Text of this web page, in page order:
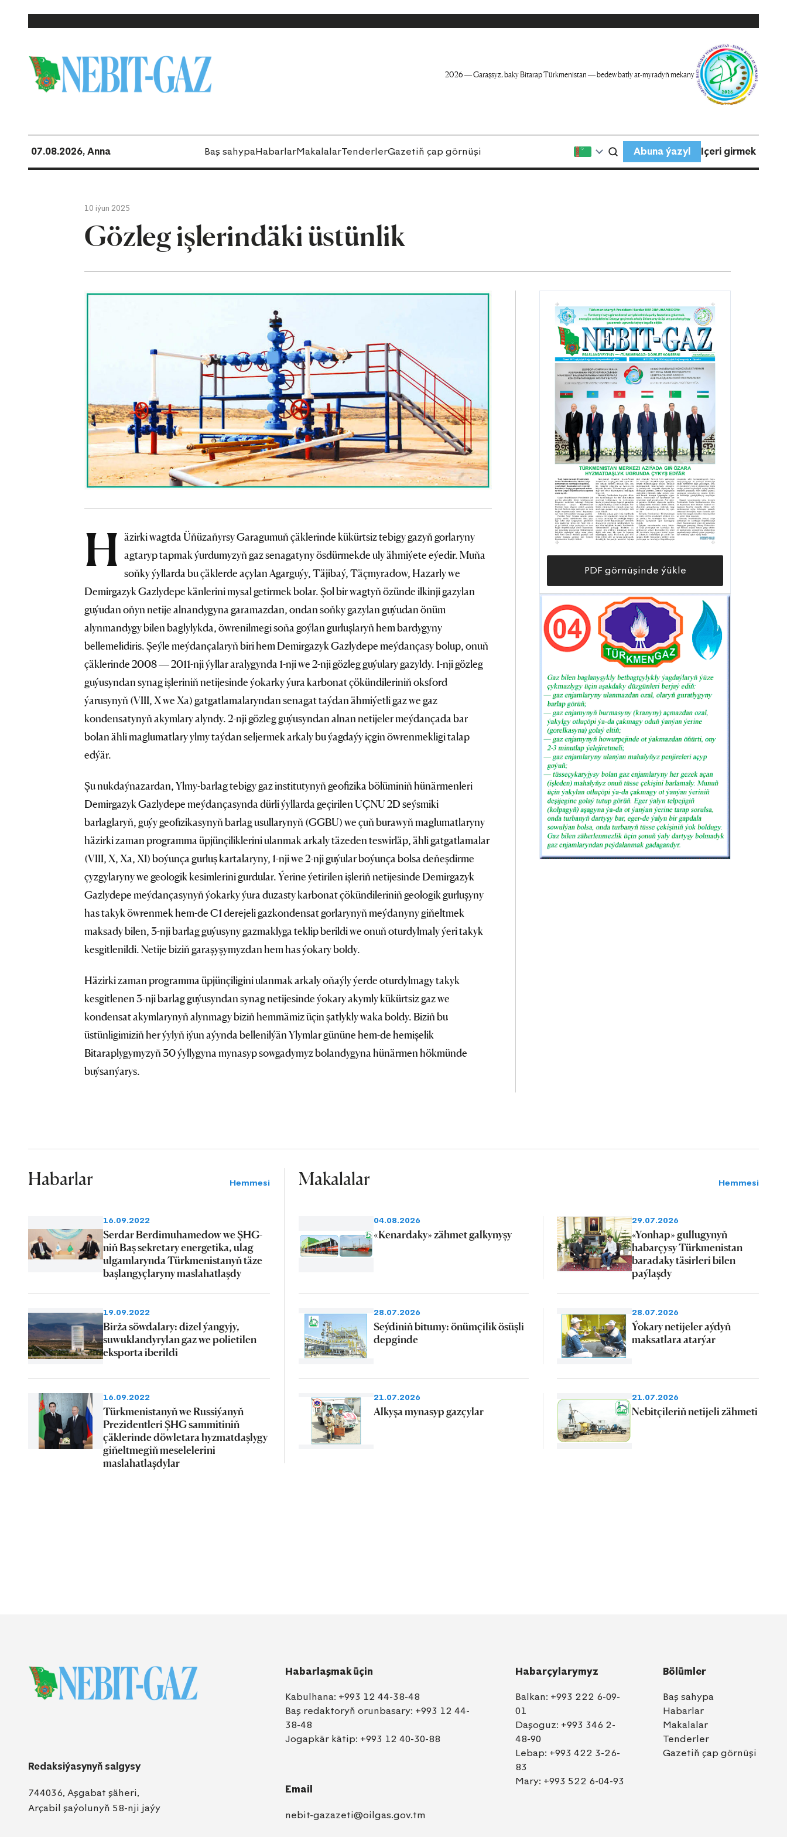
2026 — Garaşsyz, baky Bitarap Türkmenistan — bedew batly at-myradyň mekany
07.08.2026, Anna Baş sahypaHabarlarMakalalarTenderlerGazetiň çap görnüşi Abuna ýazyl Içeri girmek
10 iýun 2025
Gözleg işlerindäki üstünlik
H äzirki wagtda Üňüzaňyrsy Garagumuň çäklerinde kükürtsiz tebigy gazyň gorlaryny
agtaryp tapmak ýurdumyzyň gaz senagatyny ösdürmekde uly ähmiýete eýedir. Muňa
soňky ýyllarda bu çäklerde açylan Agarguýy, Täjibaý, Täçmyradow, Hazarly we
Demirgazyk Gazlydepe känlerini mysal getirmek bolar. Şol bir wagtyň özünde ilkinji gazylan
guýudan oňyn netije alnandygyna garamazdan, ondan soňky gazylan guýudan önüm
alynmandygy bilen baglylykda, öwrenilmegi soňa goýlan gurluşlaryň hem bardygyny
bellemelidiris. Şeýle meýdançalaryň biri hem Demirgazyk Gazlydepe meýdançasy bolup, onuň
çäklerinde 2008 — 2011-nji ýyllar aralygynda 1-nji we 2-nji gözleg guýulary gazyldy. 1-nji gözleg
guýusyndan synag işleriniň netijesinde ýokarky ýura karbonat çökündileriniň oksford
ýarusynyň (VIII, X we Xa) gatgatlamalaryndan senagat taýdan ähmiýetli gaz we gaz
kondensatynyň akymlary alyndy. 2-nji gözleg guýusyndan alnan netijeler meýdançada bar
bolan ähli maglumatlary ylmy taýdan seljermek arkaly bu ýagdaýy içgin öwrenmekligi talap
edýär.
Şu nukdaýnazardan, Ylmy-barlag tebigy gaz institutynyň geofizika bölüminiň hünärmenleri
Demirgazyk Gazlydepe meýdançasynda dürli ýyllarda geçirilen UÇNU 2D seýsmiki
barlaglaryň, guýy geofizikasynyň barlag usullarynyň (GGBU) we çuň burawyň maglumatlaryny
häzirki zaman programma üpjünçiliklerini ulanmak arkaly täzeden teswirläp, ähli gatgatlamalar
(VIII, X, Xa, XI) boýunça gurluş kartalaryny, 1-nji we 2-nji guýular boýunça bolsa deňeşdirme
çyzgylaryny we geologik kesimlerini gurdular. Ýerine ýetirilen işleriň netijesinde Demirgazyk
Gazlydepe meýdançasynyň ýokarky ýura duzasty karbonat çökündileriniň geologik gurluşyny
has takyk öwrenmek hem-de C1 derejeli gazkondensat gorlarynyň meýdanyny giňeltmek
maksady bilen, 3-nji barlag guýusyny gazmaklyga teklip berildi we onuň oturdylmaly ýeri takyk
kesgitlenildi. Netije biziň garaşyşymyzdan hem has ýokary boldy.
Häzirki zaman programma üpjünçiligini ulanmak arkaly oňaýly ýerde oturdylmagy takyk
kesgitlenen 3-nji barlag guýusyndan synag netijesinde ýokary akymly kükürtsiz gaz we
kondensat akymlarynyň alynmagy biziň hemmämiz üçin şatlykly waka boldy. Biziň bu
üstünligimiziň her ýylyň iýun aýynda bellenilýän Ylymlar gününe hem-de hemişelik
Bitaraplygymyzyň 30 ýyllygyna mynasyp sowgadymyz bolandygyna hünärmen hökmünde
buýsanýarys.
PDF görnüşinde ýükle
Habarlar Hemmesi
16.09.2022
Serdar Berdimuhamedow we ŞHG-
niň Baş sekretary energetika, ulag
ulgamlarynda Türkmenistanyň täze
başlangyçlaryny maslahatlaşdy
19.09.2022
Birža söwdalary: dizel ýangyjy,
suwuklandyrylan gaz we polietilen
eksporta iberildi
16.09.2022
Türkmenistanyň we Russiýanyň
Prezidentleri ŞHG sammitiniň
çäklerinde döwletara hyzmatdaşlygy
giňeltmegiň meselelerini
maslahatlaşdylar
Makalalar Hemmesi
04.08.2026
«Kenardaky» zähmet galkynyşy
29.07.2026
«Yonhap» gullugynyň
habarçysy Türkmenistan
baradaky täsirleri bilen
paýlaşdy
28.07.2026
Seýdiniň bitumy: önümçilik ösüşli
depginde
28.07.2026
Ýokary netijeler aýdyň
maksatlara atarýar
21.07.2026
Alkyşa mynasyp gazçylar
21.07.2026
Nebitçileriň netijeli zähmeti
Redaksiýasynyň salgysy
744036, Aşgabat şäheri,
Arçabil şaýolunyň 58-nji jaýy
Habarlaşmak üçin
Kabulhana: +993 12 44-38-48
Baş redaktoryň orunbasary: +993 12 44-
38-48
Jogapkär kätip: +993 12 40-30-88
Email
nebit-gazazeti@oilgas.gov.tm
Habarçylarymyz
Balkan: +993 222 6-09-
01
Daşoguz: +993 346 2-
48-90
Lebap: +993 422 3-26-
83
Mary: +993 522 6-04-93
Bölümler
Baş sahypa
Habarlar
Makalalar
Tenderler
Gazetiň çap görnüşi